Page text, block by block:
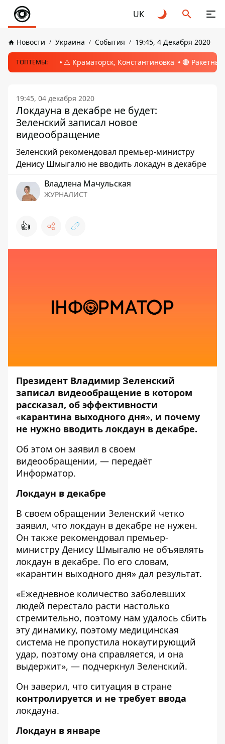
UK
Новости Украина События 19:45, 4 Декабря 2020
ТОПТЕМЫ: ⚠️ Краматорск, Константиновка 🔴
19:45, 04 декабря 2020
Локдауна в декабре не будет:
Зеленский записал новое
видеообращение
Зеленский рекомендовал премьер-министру
Денису Шмыгалю не вводить локадун в декабре
Владлена Мачульская
ЖУРНАЛИСТ
👍
Президент Владимир Зеленский
записал видеообращение в котором
рассказал, об эффективности
«карантина выходного дня», и почему
не нужно вводить локдаун в декабре.
Об этом он заявил в своем
видеообращении, — передаёт
Информатор.
Локдаун в декабре
В своем обращении Зеленский четко
заявил, что локдаун в декабре не нужен.
Он также рекомендовал премьер-
министру Денису Шмыгалю не объявлять
локдаун в декабре. По его словам,
«карантин выходного дня» дал результат.
«Ежедневное количество заболевших
людей перестало расти настолько
стремительно, поэтому нам удалось сбить
эту динамику, поэтому медицинская
система не пропустила нокаутирующий
удар, поэтому она справляется, и она
выдержит», — подчеркнул Зеленский.
Он заверил, что ситуация в стране
контролируется и не требует ввода
локдауна.
Локдаун в январе